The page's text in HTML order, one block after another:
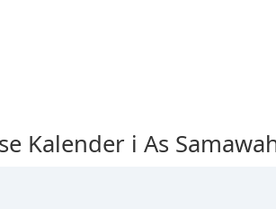
Kalender i As